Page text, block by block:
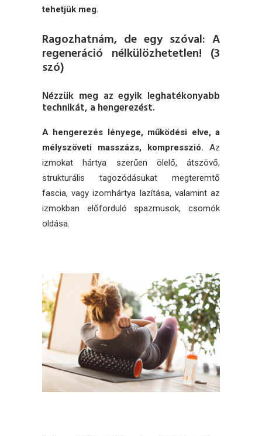
tehetjük meg.
Ragozhatnám, de egy szóval: A
regeneráció nélkülözhetetlen! (3
szó)
Nézzük meg az egyik leghatékonyabb
technikát, a hengerezést.
A hengerezés lényege, működési elve, a
mélyszöveti masszázs, kompresszió. Az
izmokat hártya szerűen ölelő, átszövő,
strukturális tagozódásukat megteremtő
fascia, vagy izomhártya lazítása, valamint az
izmokban előforduló spazmusok, csomók
oldása.